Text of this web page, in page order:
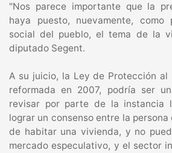
"Nos parece importante que la
haya puesto, nuevamente,
social del pueblo, el tema de la
diputado Segent.
A su juicio, la Ley de Protección al
reformada en 2007, podría ser
revisar por parte de la instancia
lograr un consenso entre la
de habitar una vivienda, y no
mercado especulativo, y el sector